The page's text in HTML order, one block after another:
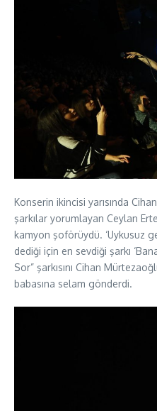
Konserin ikincisi yarısında
şarkılar yorumlayan Ceylan
kamyon şoförüydü. ‘Uykusuz
dediği için en sevdiği şarkı
Sor” şarkısını Cihan
babasına selam gönderdi.